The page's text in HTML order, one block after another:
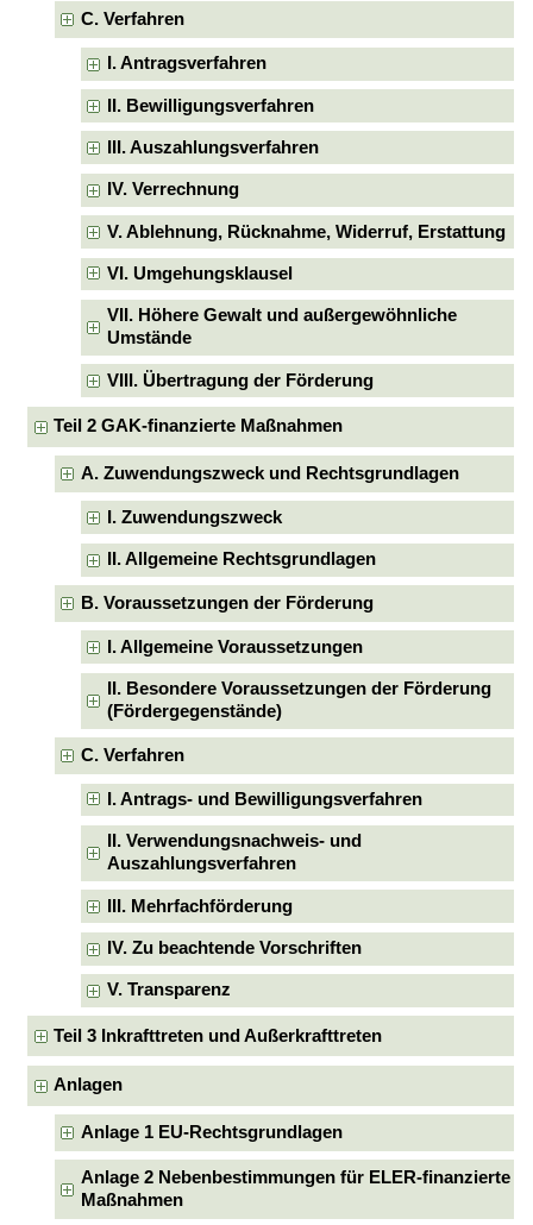
C. Verfahren
I. Antragsverfahren
II. Bewilligungsverfahren
III. Auszahlungsverfahren
IV. Verrechnung
V. Ablehnung, Rücknahme, Widerruf, Erstattung
VI. Umgehungsklausel
VII. Höhere Gewalt und außergewöhnliche
Umstände
VIII. Übertragung der Förderung
Teil 2 GAK-finanzierte Maßnahmen
A. Zuwendungszweck und Rechtsgrundlagen
I. Zuwendungszweck
II. Allgemeine Rechtsgrundlagen
B. Voraussetzungen der Förderung
I. Allgemeine Voraussetzungen
II. Besondere Voraussetzungen der Förderung
(Fördergegenstände)
C. Verfahren
I. Antrags- und Bewilligungsverfahren
II. Verwendungsnachweis- und
Auszahlungsverfahren
III. Mehrfachförderung
IV. Zu beachtende Vorschriften
V. Transparenz
Teil 3 Inkrafttreten und Außerkrafttreten
Anlagen
Anlage 1 EU-Rechtsgrundlagen
Anlage 2 Nebenbestimmungen für ELER-finanzierte
Maßnahmen